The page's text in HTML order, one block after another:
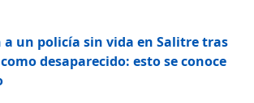
a un policía sin vida en Salitre tras
desaparecido: esto se conoce